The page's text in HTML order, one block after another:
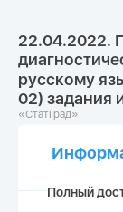
22.04.2022.
русскому
02) задания
«СтатГрад»
Полный